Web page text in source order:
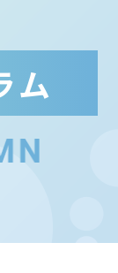
ム